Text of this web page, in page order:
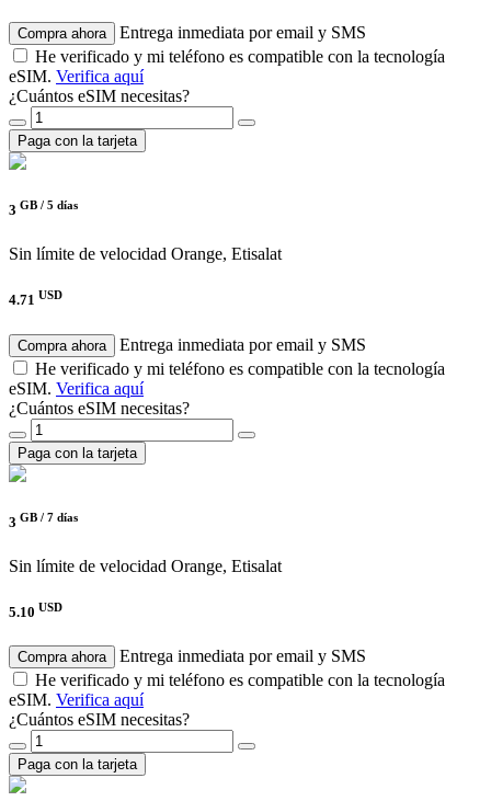
Compra ahora
Entrega inmediata por email y SMS
He verificado y mi teléfono es compatible con la tecnología
eSIM. Verifica aquí
¿Cuántos eSIM necesitas?
Paga con la tarjeta
3 GB / 5 días
Sin límite de velocidad Orange, Etisalat
4.71 USD
Compra ahora
Entrega inmediata por email y SMS
He verificado y mi teléfono es compatible con la tecnología
eSIM. Verifica aquí
¿Cuántos eSIM necesitas?
Paga con la tarjeta
3 GB / 7 días
Sin límite de velocidad Orange, Etisalat
5.10 USD
Compra ahora
Entrega inmediata por email y SMS
He verificado y mi teléfono es compatible con la tecnología
eSIM. Verifica aquí
¿Cuántos eSIM necesitas?
Paga con la tarjeta